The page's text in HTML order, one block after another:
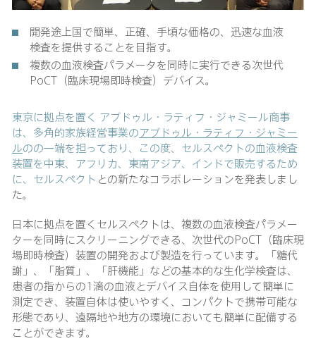
開発途上国で簡単、正確、手頃な価格の、迅速な血液
検査を提供することを目指す。
複数の血液検査パラメータを同時に実行できる次世代
PoCT（臨床現場即時検査）デバイス。
東京に拠点を置く アブドゥル・ラティフ・ジャミール商事
は、多角的家族経営事業のアブドゥル・ラティフ・ジャミー
ルのの一端を担っており、この度、セルスペクトの血液検査
装置を中東、アフリカ、東南アジア、インドで販売するため
に、 セルスペクト との新たなコラボレーションを発表しまし
た。
日本に拠点を置くセルスペクトは、複数の血液検査パラメー
ターを同時にスクリーニングできる、次世代のPoCT（臨床現
場即時検査）装置の開発および製造を行っています。「糖代
謝」、「脂質」、「肝機能」などの基本的な生化学検査は、
患者の指からの1滴の血液とデバイス自体を使用して簡単に
測定でき、装置自体は使いやすく、コンパクトで携帯可能な
形態であり、遠隔地や地方の環境においても簡単に配備する
ことができます。